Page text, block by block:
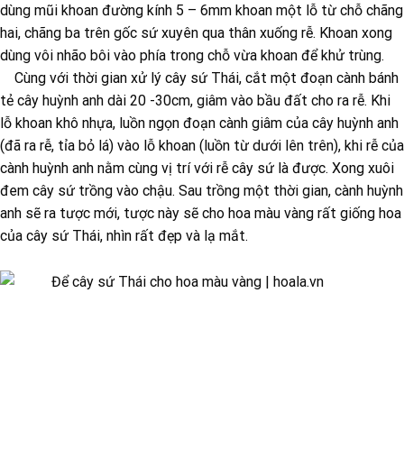
dùng mũi khoan đường kính 5 – 6mm khoan một lỗ từ chỗ chãng
hai, chãng ba trên gốc sứ xuyên qua thân xuống rễ. Khoan xong
dùng vôi nhão bôi vào phía trong chỗ vừa khoan để khử trùng.
Cùng với thời gian xử lý cây sứ Thái, cắt một đoạn cành bánh
tẻ cây huỳnh anh dài 20 -30cm, giâm vào bầu đất cho ra rễ. Khi
lỗ khoan khô nhựa, luồn ngọn đoạn cành giâm của cây huỳnh anh
(đã ra rễ, tỉa bỏ lá) vào lỗ khoan (luồn từ dưới lên trên), khi rễ của
cành huỳnh anh nằm cùng vị trí với rễ cây sứ là được. Xong xuôi
đem cây sứ trồng vào chậu. Sau trồng một thời gian, cành huỳnh
anh sẽ ra tược mới, tược này sẽ cho hoa màu vàng rất giống hoa
của cây sứ Thái, nhìn rất đẹp và lạ mắt.